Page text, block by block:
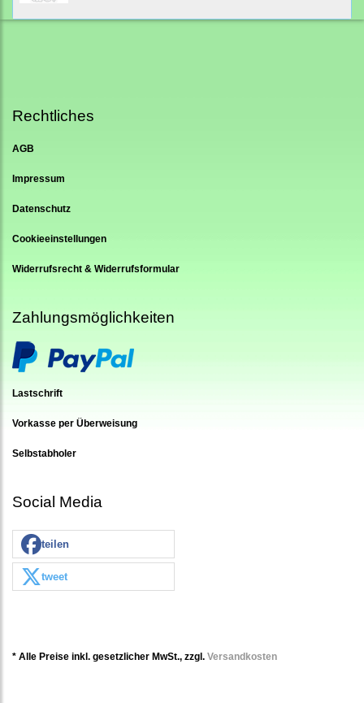
Rechtliches
AGB
Impressum
Datenschutz
Cookieeinstellungen
Widerrufsrecht & Widerrufsformular
Zahlungsmöglichkeiten
Lastschrift
Vorkasse per Überweisung
Selbstabholer
Social Media
teilen
tweet
* Alle Preise inkl. gesetzlicher MwSt., zzgl. Versandkosten